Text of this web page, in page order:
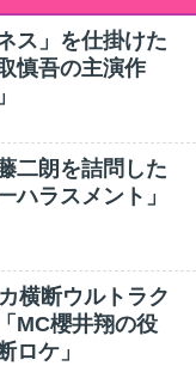
ス」を仕掛けた
慎吾の主演作
二朗を詰問した
ハラスメント」
横断ウルトラク
MC櫻井翔の役
ロケ」